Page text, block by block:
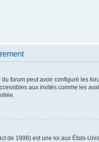
forum peut avoir configuré les
aux invités comme les
de 1998) est une loi aux États-